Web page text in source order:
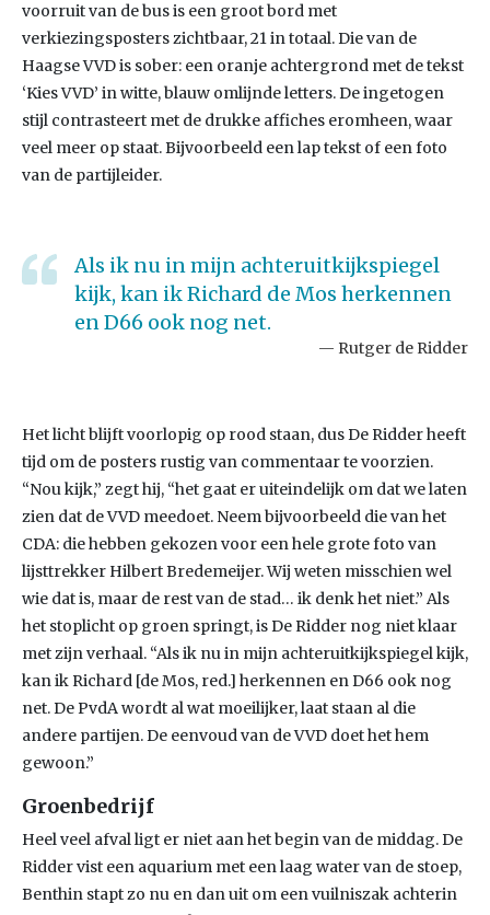
voorruit van de bus is een groot bord met
verkiezingsposters zichtbaar, 21 in totaal. Die van de
Haagse VVD is sober: een oranje achtergrond met de tekst
‘Kies VVD’ in witte, blauw omlijnde letters. De ingetogen
stijl contrasteert met de drukke affiches eromheen, waar
veel meer op staat. Bijvoorbeeld een lap tekst of een foto
van de partijleider.
Als ik nu in mijn achteruitkijkspiegel
kijk, kan ik Richard de Mos herkennen
en D66 ook nog net.
Rutger de Ridder
Het licht blijft voorlopig op rood staan, dus De Ridder heeft
tijd om de posters rustig van commentaar te voorzien.
“Nou kijk,” zegt hij, “het gaat er uiteindelijk om dat we laten
zien dat de VVD meedoet. Neem bijvoorbeeld die van het
CDA: die hebben gekozen voor een hele grote foto van
lijsttrekker Hilbert Bredemeijer. Wij weten misschien wel
wie dat is, maar de rest van de stad… ik denk het niet.” Als
het stoplicht op groen springt, is De Ridder nog niet klaar
met zijn verhaal. “Als ik nu in mijn achteruitkijkspiegel kijk,
kan ik Richard [de Mos, red.] herkennen en D66 ook nog
net. De PvdA wordt al wat moeilijker, laat staan al die
andere partijen. De eenvoud van de VVD doet het hem
gewoon.”
Groenbedrijf
Heel veel afval ligt er niet aan het begin van de middag. De
Ridder vist een aquarium met een laag water van de stoep,
Benthin stapt zo nu en dan uit om een vuilniszak achterin